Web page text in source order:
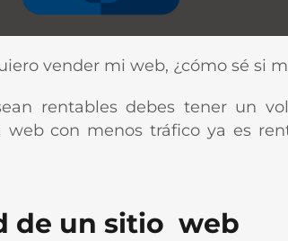
vender mi web, ¿cómo sé si
rentables debes tener un
con menos tráfico ya es
de un sitio web